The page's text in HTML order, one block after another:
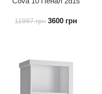
11997грн 3600 грн